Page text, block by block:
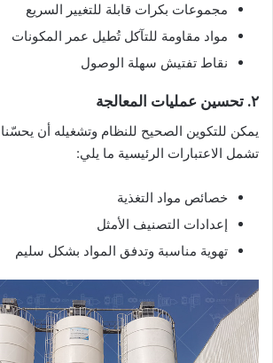
مجموعات بكرات قابلة للتغيير السريع
مواد مقاومة للتآكل تُطيل عمر المكونات
نقاط تفتيش سهلة الوصول
٢. تحسين عمليات المعالجة
يمكن للتكوين الصحيح للنظام وتشغيله أن
تشمل الاعتبارات الرئيسية ما يلي:
خصائص مواد التغذية
إعدادات التصنيف الأمثل
تهوية مناسبة وتدفق المواد بشكل سليم